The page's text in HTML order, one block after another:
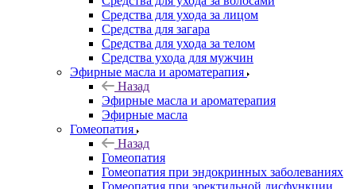
Средства для ухода за лицом
Средства для загара
Средства для ухода за телом
Средства ухода для мужчин
Эфирные масла и ароматерапия
Назад
Эфирные масла и ароматерапия
Эфирные масла
Гомеопатия
Назад
Гомеопатия
Гомеопатия при эндокринных заболеваниях
Гомеопатия при эректильной дисфункции